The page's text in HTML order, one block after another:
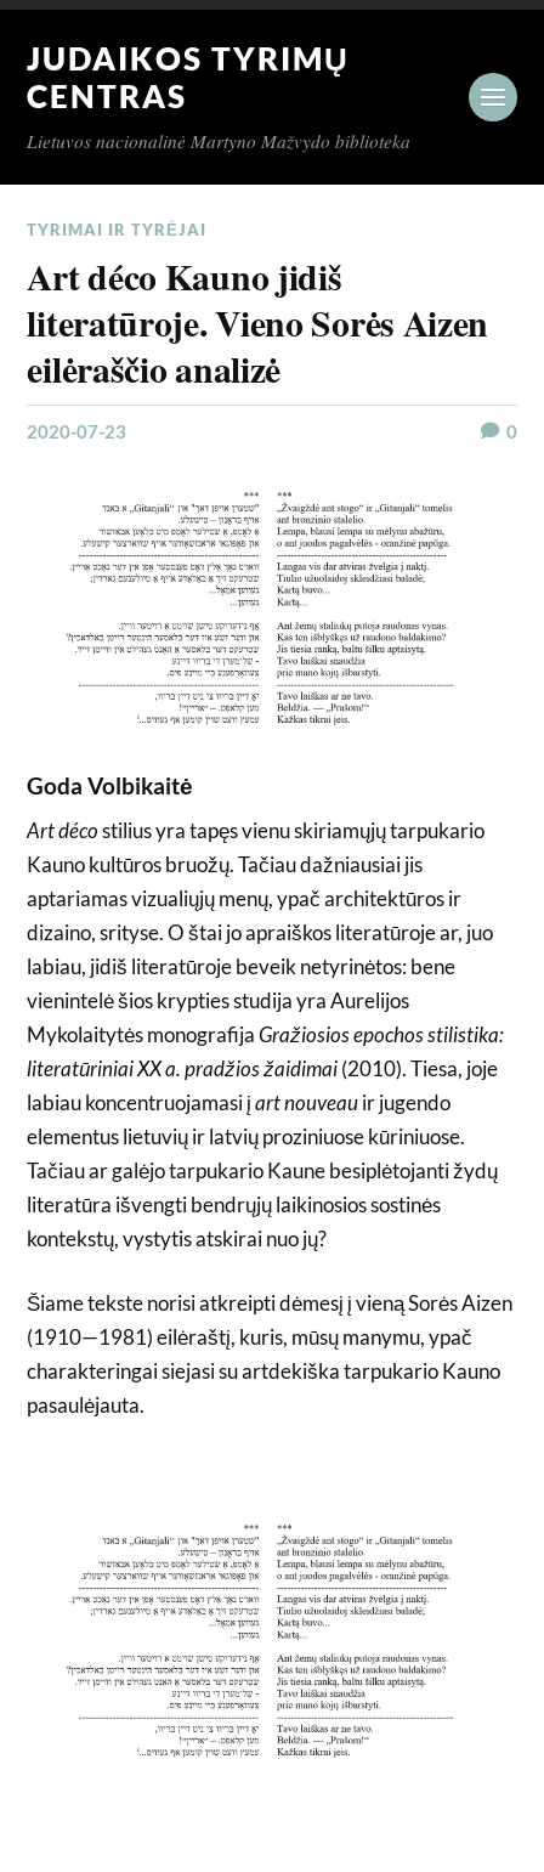
JUDAIKOS TYRIMŲ
CENTRAS
Lietuvos nacionalinė Martyno Mažvydo biblioteka
TYRIMAI IR TYRĖJAI
Art déco Kauno jidiš
literatūroje. Vieno Sorės Aizen
eilėraščio analizė
2020-07-23 0
Goda Volbikaitė
Art décostilius yra tapęs vienu skiriamųjų tarpukario
Kauno kultūros bruožų. Tačiau dažniausiai jis
aptariamas vizualiųjų menų, ypač architektūros ir
dizaino, srityse. O štai jo apraiškos literatūroje ar, juo
labiau, jidiš literatūroje beveik netyrinėtos: bene
vienintelė šios krypties studija yra Aurelijos
Mykolaitytės monografijaGražiosios epochos stilistika:
literatūriniai XX a. pradžios žaidimai(2010). Tiesa, joje
labiau koncentruojamasi įart nouveauir jugendo
elementus lietuvių ir latvių proziniuose kūriniuose.
Tačiau ar galėjo tarpukario Kaune besiplėtojanti žydų
literatūra išvengti bendrųjų laikinosios sostinės
kontekstų, vystytis atskirai nuo jų?
Šiame tekste norisi atkreipti dėmesį į vieną Sorės Aizen
(1910—1981) eilėraštį, kuris, mūsų manymu, ypač
charakteringai siejasi su artdekiška tarpukario Kauno
pasaulėjauta.